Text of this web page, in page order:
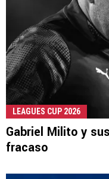
LEAGUES CUP 2026
Gabriel Milito y
fracaso